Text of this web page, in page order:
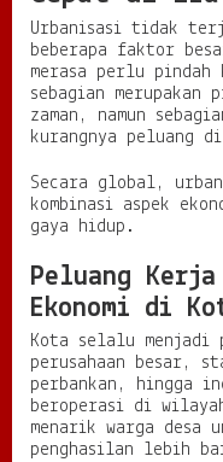
Urbanisasi tidak
beberapa faktor
merasa perlu
sebagian merupakan
zaman, namun
kurangnya peluang
Secara global,
kombinasi aspek
gaya hidup.
Peluang
Ekonomi di
Kota selalu menjadi
perusahaan besar,
perbankan, hingga
beroperasi di
menarik warga desa
penghasilan lebih